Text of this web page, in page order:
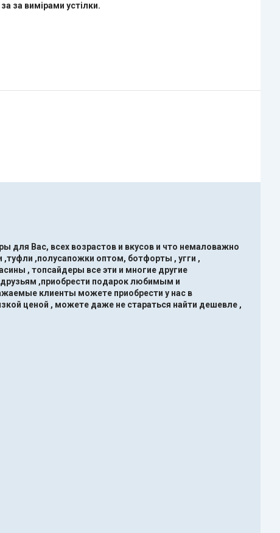
за вимірами устілки.
для Вас, всех возрастов и вкусов и что немаловажно
,полусапожки оптом, ботфорты , угги ,
, топсайдеры все эти и многие другие
,приобрести подарок любимым и
клиенты можете приобрести у нас в
ценой , можете даже не стараться найти дешевле ,